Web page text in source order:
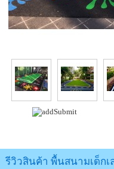
รีวิวสินค้า พื้นสนามเด็กเ